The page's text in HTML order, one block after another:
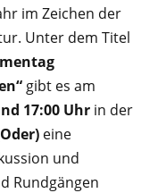
im Zeichen der
Unter dem Titel
gibt es am
17:00 Uhr in der
eine
und
Rundgängen